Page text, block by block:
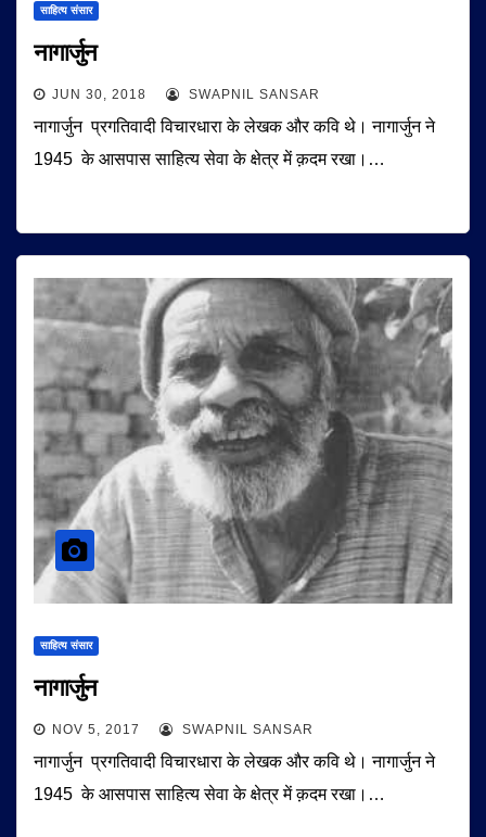
साहित्य संसार
नागार्जुन
JUN 30, 2018 SWAPNIL SANSAR
नागार्जुन प्रगतिवादी विचारधारा के लेखक और कवि थे। नागार्जुन ने
1945 के आसपास साहित्य सेवा के क्षेत्र में क़दम रखा।…
साहित्य संसार
नागार्जुन
NOV 5, 2017 SWAPNIL SANSAR
नागार्जुन प्रगतिवादी विचारधारा के लेखक और कवि थे। नागार्जुन ने
1945 के आसपास साहित्य सेवा के क्षेत्र में क़दम रखा।…